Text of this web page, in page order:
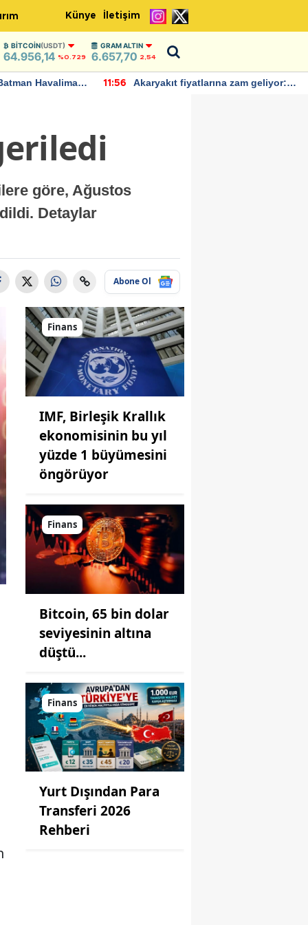
Künye İletişim
BITCOIN(USDT)
64.956,14 %0.729
GRAM ALTIN
6.657,70 2,54
Havalimanı
11:56
Akaryakıt fiyatlarına zam geliyor:
göre, Ağustos
Detaylar
Abone Ol
Finans
IMF, Birleşik Krallık
ekonomisinin bu yıl
yüzde 1 büyümesini
öngörüyor
Finans
Bitcoin, 65 bin dolar
seviyesinin altına
düştü...
Finans
Yurt Dışından Para
Transferi 2026
Rehberi